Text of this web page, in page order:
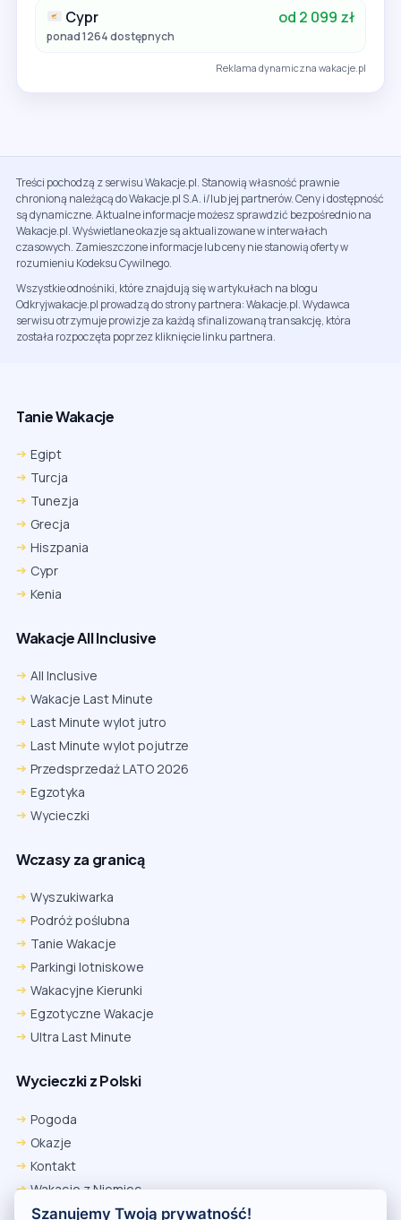
Cypr od 2 099 zł
ponad 1264 dostępnych
Reklama dynamiczna wakacje.pl
Treści pochodzą z serwisu Wakacje.pl. Stanowią własność prawnie
chronioną należącą do Wakacje.pl S.A. i/lub jej partnerów. Ceny i dostępność
są dynamiczne. Aktualne informacje możesz sprawdzić bezpośrednio na
Wakacje.pl. Wyświetlane okazje są aktualizowane w interwałach
czasowych. Zamieszczone informacje lub ceny nie stanowią oferty w
rozumieniu Kodeksu Cywilnego.
Wszystkie odnośniki, które znajdują się w artykułach na blogu
Odkryjwakacje.pl prowadzą do strony partnera: Wakacje.pl. Wydawca
serwisu otrzymuje prowizje za każdą sfinalizowaną transakcję, która
została rozpoczęta poprzez kliknięcie linku partnera.
Tanie Wakacje
Egipt
Turcja
Tunezja
Grecja
Hiszpania
Cypr
Kenia
Wakacje All Inclusive
All Inclusive
Wakacje Last Minute
Last Minute wylot jutro
Last Minute wylot pojutrze
Przedsprzedaż LATO 2026
Egzotyka
Wycieczki
Wczasy za granicą
Wyszukiwarka
Podróż poślubna
Tanie Wakacje
Parkingi lotniskowe
Wakacyjne Kierunki
Egzotyczne Wakacje
Ultra Last Minute
Wycieczki z Polski
Pogoda
Okazje
Kontakt
Wakacje z Niemiec
Polityka Prywatności
Firefox
Ustawienia → Prywatność i bezpieczeństwo → Pliki cookie innych
firm → ustaw „Zezwalaj”.
Na czas rezerwacji nie blokuj cookies i śledzenia dla tej witryny.
Szanujemy Twoją prywatność!